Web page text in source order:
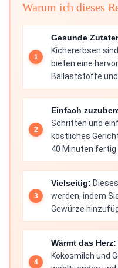
Warum ich dieses
Gesunde
Kichererbsen
bieten eine
Ballaststoffe und
Einfach
Schritten und
köstliches
40 Minuten fertig
Vielseitig:
werden, indem
Gewürze
Wärmt das Herz:
Kokosmilch und